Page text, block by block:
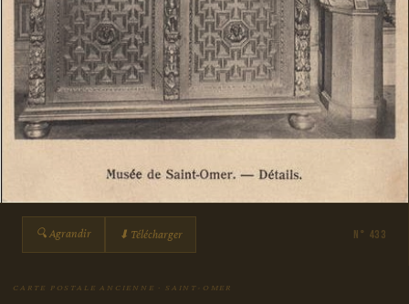
🔍 Agrandir ⬇ Télécharger N° 433
CARTE POSTALE ANCIENNE · SAINT-OMER